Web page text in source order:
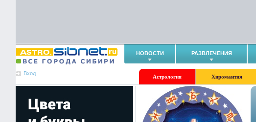
НОВОСТИ РАЗВЛЕЧЕНИЯ
Вход
Астрология Хиромантия